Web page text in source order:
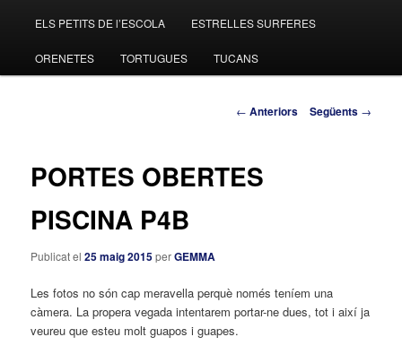
al
contingut
ELS PETITS DE l’ESCOLA ESTRELLES SURFERES
ORENETES TORTUGUES TUCANS
Navegació
← Anteriors Següents →
PORTES OBERTES
PISCINA P4B
Publicat el25 maig 2015perGEMMA
Les fotos no són cap meravella perquè només teníem una
càmera. La propera vegada intentarem portar-ne dues, tot i així ja
veureu que esteu molt guapos i guapes.